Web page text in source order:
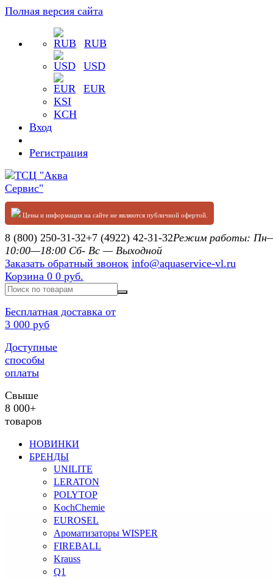
Полная версия сайта
RUB
USD
EUR
KSI
KCH
Вход
Регистрация
Цены и информация на сайте не являются публичной офертой.
8 (800) 250-31-32+7 (4922) 42-31-32Режим работы:
10:00—18:00 Сб- Вс — Выходной
Заказать обратный звонок info@aquaservice-vl.ru
Корзина 0 0 руб.
Бесплатная доставка от
3 000 руб
Доступные
способы
оплаты
Свыше
8 000+
товаров
НОВИНКИ
БРЕНДЫ
UNILITE
LERATON
POLYTOP
KochChemie
EUROSEL
Ароматизаторы WISPER
FIREBALL
Krauss
Q1